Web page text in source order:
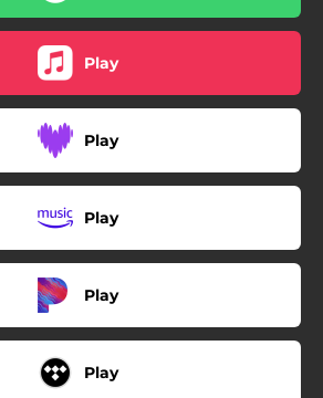
Play
Play
Play
Play
Play